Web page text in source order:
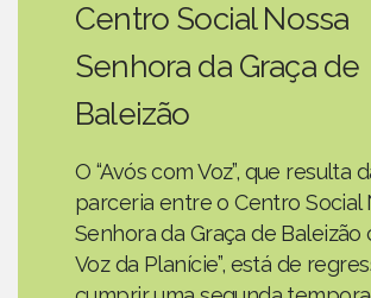
Centro Social Nossa
Senhora da Graça de
Baleizão
O “Avós com Voz”, que resulta
parceria entre o Centro Social
Senhora da Graça de Baleizão
Voz da Planície”, está de